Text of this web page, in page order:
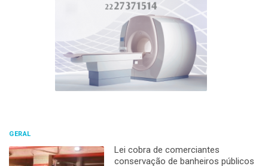
GERAL
Lei cobra de comerciantes
conservação de banheiros públicos